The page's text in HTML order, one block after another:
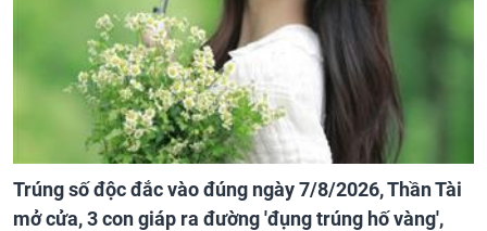
Trúng số độc đắc vào đúng ngày 7/8/2026, Thần Tài
mở cửa, 3 con giáp ra đường 'đụng trúng hố vàng',